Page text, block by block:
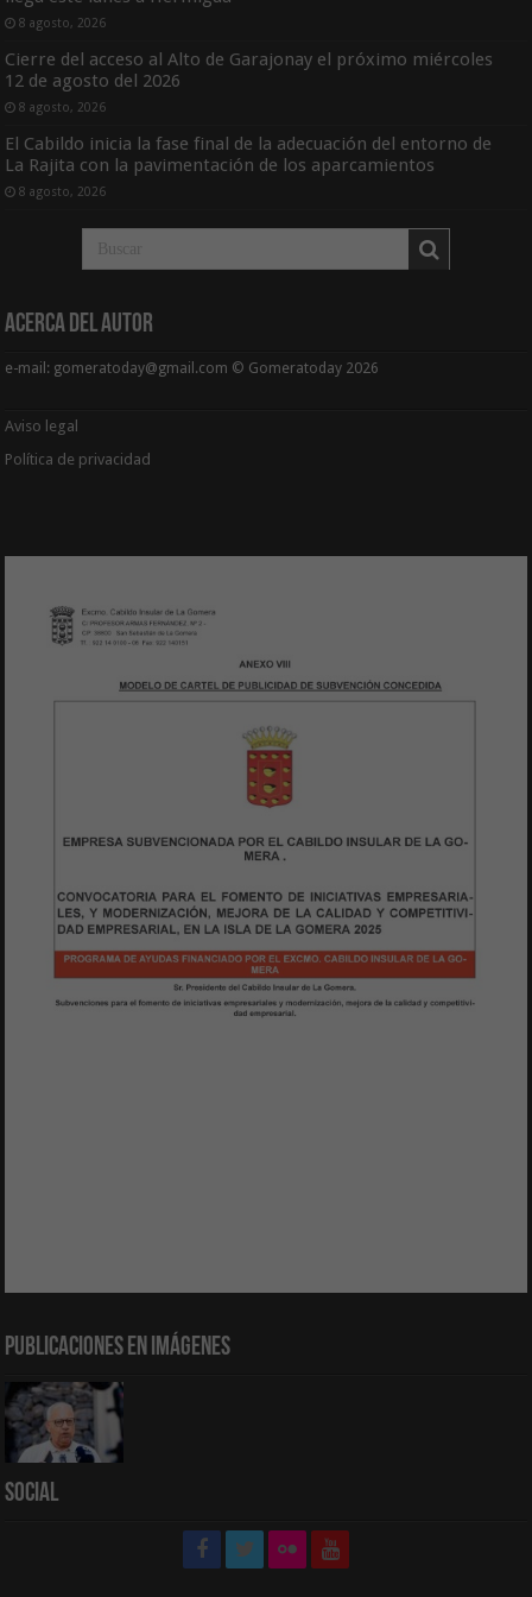
8 agosto, 2026
Cierre del acceso al Alto de Garajonay el próximo miércoles
12 de agosto del 2026
8 agosto, 2026
El Cabildo inicia la fase final de la adecuación del entorno de
La Rajita con la pavimentación de los aparcamientos
8 agosto, 2026
Acerca del Autor
e-mail: gomeratoday@gmail.com © Gomeratoday 2026
Aviso legal
Política de privacidad
Publicaciones en Imágenes
Social